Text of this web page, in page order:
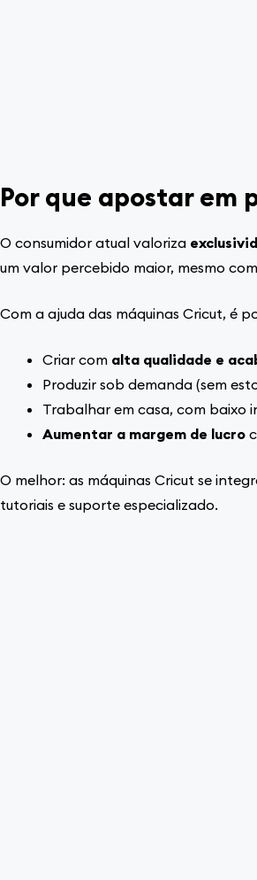
Por que apostar em
O consumidor atual valoriza
um valor percebido maior, mesmo
Com a ajuda das máquinas Cricut, é
Criar com alta qualidade e
Produzir sob demanda (sem
Trabalhar em casa, com baixo
Aumentar a margem de lucro
O melhor: as máquinas Cricut se
tutoriais e suporte especializado.